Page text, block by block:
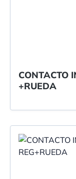
CONTACTO
+RUEDA